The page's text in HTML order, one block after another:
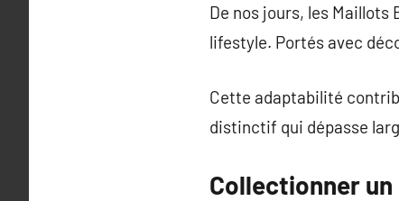
De nos jours, les Maillots
lifestyle. Portés avec
Cette adaptabilité
distinctif qui dépasse
Collectionner